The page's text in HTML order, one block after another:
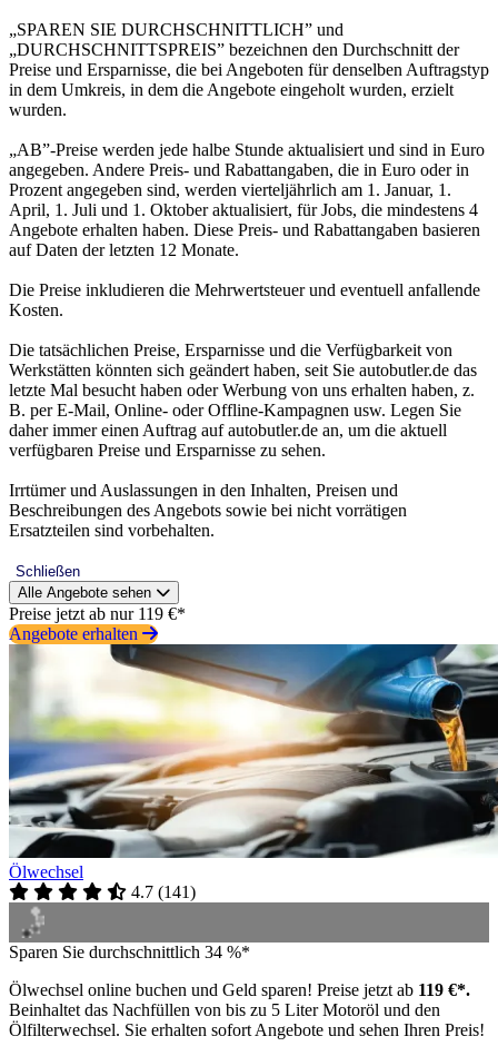
„SPAREN SIE DURCHSCHNITTLICH” und
„DURCHSCHNITTSPREIS” bezeichnen den Durchschnitt der
Preise und Ersparnisse, die bei Angeboten für denselben Auftragstyp
in dem Umkreis, in dem die Angebote eingeholt wurden, erzielt
wurden.
„AB”-Preise werden jede halbe Stunde aktualisiert und sind in Euro
angegeben. Andere Preis- und Rabattangaben, die in Euro oder in
Prozent angegeben sind, werden vierteljährlich am 1. Januar, 1.
April, 1. Juli und 1. Oktober aktualisiert, für Jobs, die mindestens 4
Angebote erhalten haben. Diese Preis- und Rabattangaben basieren
auf Daten der letzten 12 Monate.
Die Preise inkludieren die Mehrwertsteuer und eventuell anfallende
Kosten.
Die tatsächlichen Preise, Ersparnisse und die Verfügbarkeit von
Werkstätten könnten sich geändert haben, seit Sie autobutler.de das
letzte Mal besucht haben oder Werbung von uns erhalten haben, z.
B. per E-Mail, Online- oder Offline-Kampagnen usw. Legen Sie
daher immer einen Auftrag auf autobutler.de an, um die aktuell
verfügbaren Preise und Ersparnisse zu sehen.
Irrtümer und Auslassungen in den Inhalten, Preisen und
Beschreibungen des Angebots sowie bei nicht vorrätigen
Ersatzteilen sind vorbehalten.
Schließen
Alle Angebote sehen
Preise jetzt ab nur 119 €*
Angebote erhalten
Ölwechsel
4.7 (141)
Sparen Sie durchschnittlich 34 %*
Ölwechsel online buchen und Geld sparen! Preise jetzt ab 119 €*.
Beinhaltet das Nachfüllen von bis zu 5 Liter Motoröl und den
Ölfilterwechsel. Sie erhalten sofort Angebote und sehen Ihren Preis!